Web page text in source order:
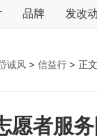
品牌 发改
诚风 > 信益行 > 正文
愿者服